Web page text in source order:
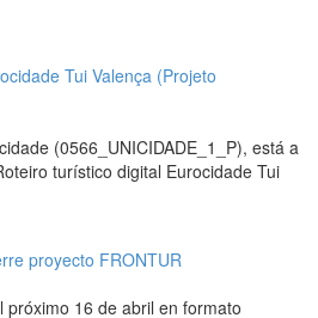
Tui Valença (Projeto
(0566_UNICIDADE_1_P), está a
turístico digital Eurocidade Tui
proyecto FRONTUR
16 de abril en formato